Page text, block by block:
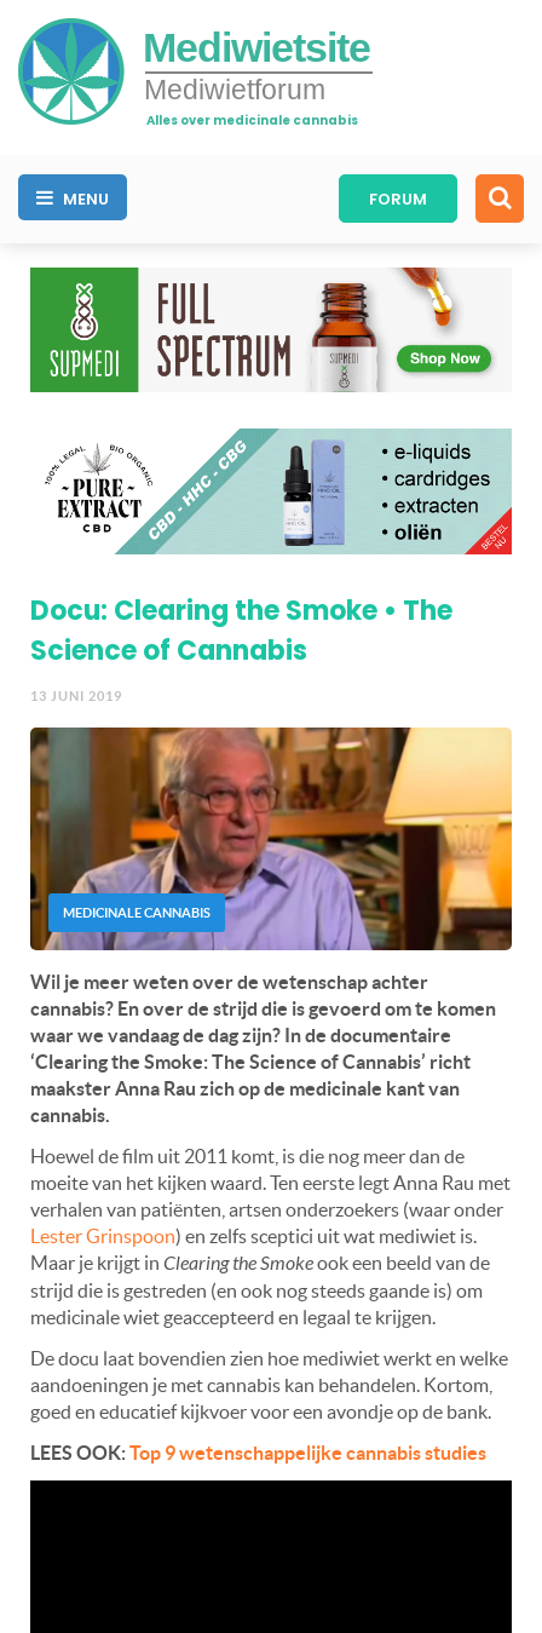
Mediwietsite
Mediwietforum
Alles over medicinale cannabis
MENU FORUM
Docu: Clearing the Smoke • The
Science of Cannabis
13 JUNI 2019
MEDICINALE CANNABIS
Wil je meer weten over de wetenschap achter
cannabis? En over de strijd die is gevoerd om te komen
waar we vandaag de dag zijn? In de documentaire
‘Clearing the Smoke: The Science of Cannabis’ richt
maakster Anna Rau zich op de medicinale kant van
cannabis.
Hoewel de film uit 2011 komt, is die nog meer dan de
moeite van het kijken waard. Ten eerste legt Anna Rau met
verhalen van patiënten, artsen onderzoekers (waar onder
Lester Grinspoon) en zelfs sceptici uit wat mediwiet is.
Maar je krijgt in Clearing the Smokeook een beeld van de
strijd die is gestreden (en ook nog steeds gaande is) om
medicinale wiet geaccepteerd en legaal te krijgen.
De docu laat bovendien zien hoe mediwiet werkt en welke
aandoeningen je met cannabis kan behandelen. Kortom,
goed en educatief kijkvoer voor een avondje op de bank.
LEES OOK:Top 9 wetenschappelijke cannabis studies